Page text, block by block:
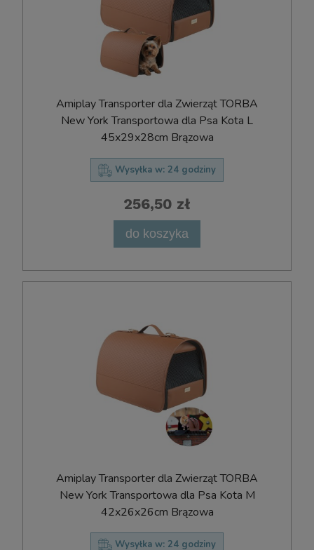
Amiplay Transporter dla Zwierząt TORBA
New York Transportowa dla Psa Kota L
45x29x28cm Brązowa
Wysyłka w: 24 godziny
256,50 zł
do koszyka
Amiplay Transporter dla Zwierząt TORBA
New York Transportowa dla Psa Kota M
42x26x26cm Brązowa
Wysyłka w: 24 godziny